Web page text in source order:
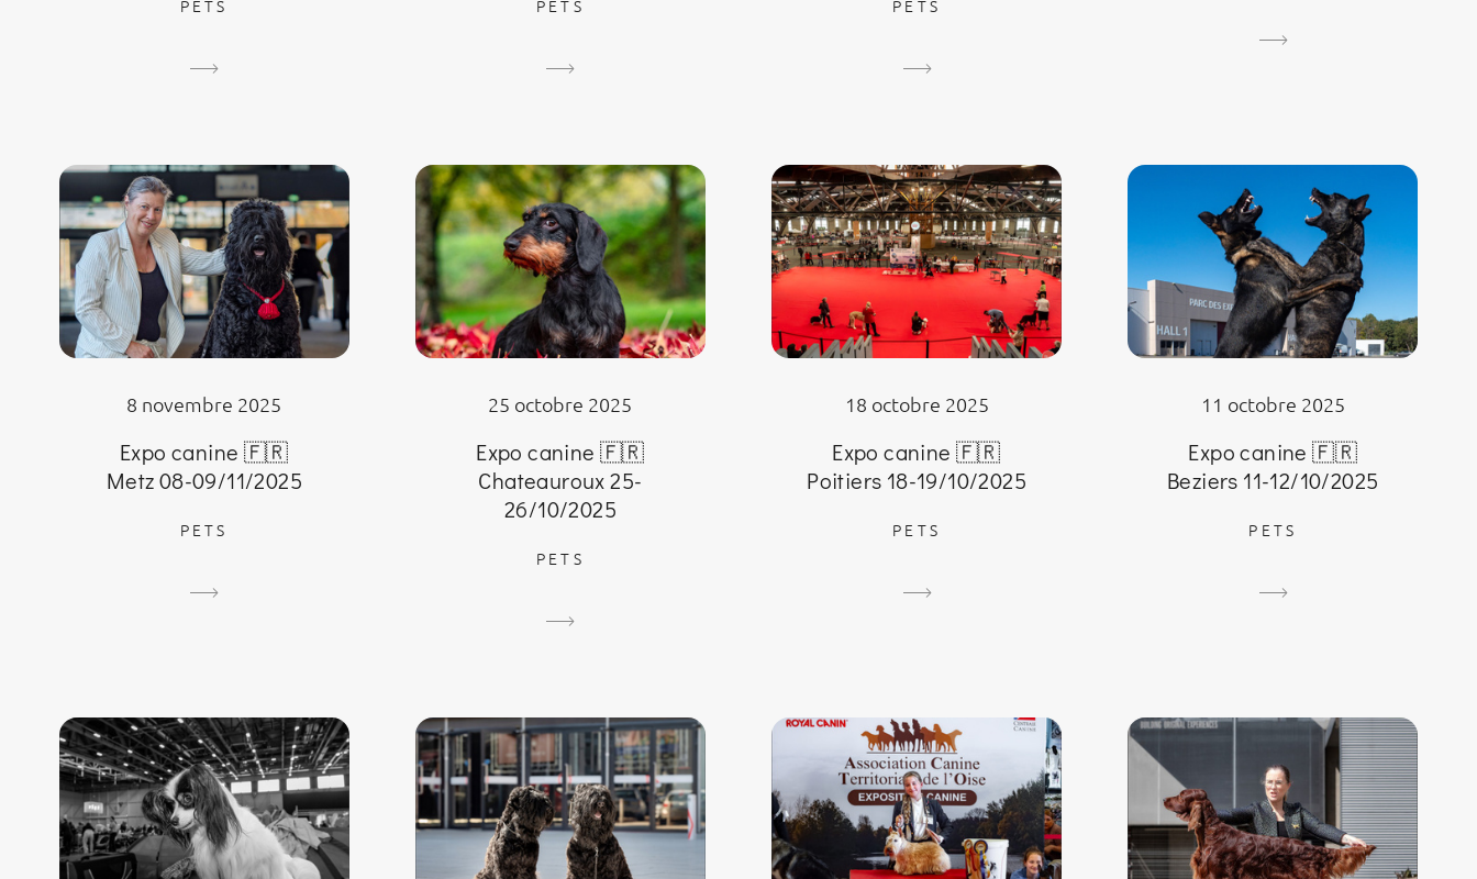
PETS PETS PETS
8 novembre 2025
Expo canine 🇫🇷
Metz 08-09/11/2025
PETS
25 octobre 2025
Expo canine 🇫🇷
Chateauroux 25-
26/10/2025
PETS
18 octobre 2025
Expo canine 🇫🇷
Poitiers 18-19/10/2025
PETS
11 octobre 2025
Expo canine 🇫🇷
Beziers 11-12/10/2025
PETS